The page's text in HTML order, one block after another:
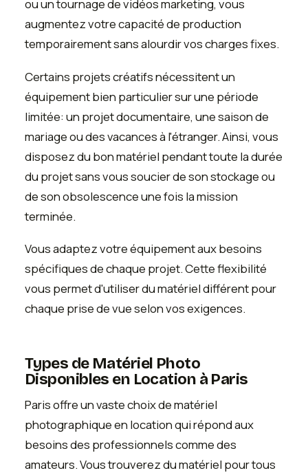
ou un tournage de vidéos marketing, vous
augmentez votre capacité de production
temporairement sans alourdir vos charges fixes.
Certains projets créatifs nécessitent un
équipement bien particulier sur une période
limitée: un projet documentaire, une saison de
mariage ou des vacances à l'étranger. Ainsi, vous
disposez du bon matériel pendant toute la durée
du projet sans vous soucier de son stockage ou
de son obsolescence une fois la mission
terminée.
Vous adaptez votre équipement aux besoins
spécifiques de chaque projet. Cette flexibilité
vous permet d'utiliser du matériel différent pour
chaque prise de vue selon vos exigences.
Types de Matériel Photo
Disponibles en Location à Paris
Paris offre un vaste choix de matériel
photographique en location qui répond aux
besoins des professionnels comme des
amateurs. Vous trouverez du matériel pour tous